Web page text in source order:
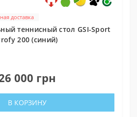
доставка
теннисный стол GSI-Sport
200 (синий)
000 грн
В КОРЗИНУ